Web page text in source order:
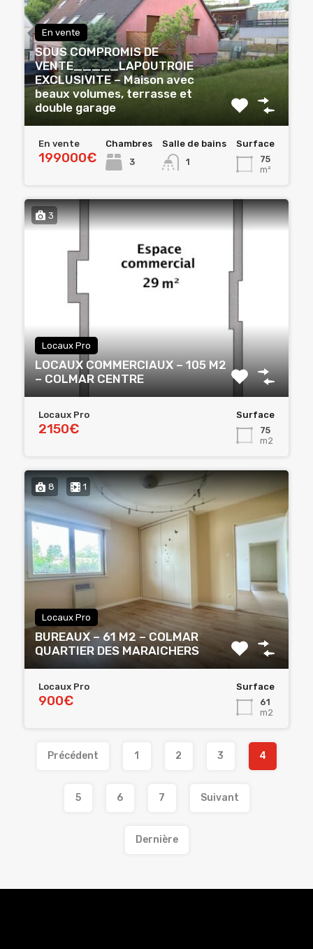
En vente
SOUS COMPROMIS DE
VENTE_____LAPOUTROIE
EXCLUSIVITE – Maison avec
beaux volumes, terrasse et
double garage
En vente
199000€
Chambres
3
Salle de bains
1
Surface
75
m²
3
Locaux Pro
LOCAUX COMMERCIAUX – 105 M2
– COLMAR CENTRE
Locaux Pro
2150€
Surface
75
m2
8 1
Locaux Pro
BUREAUX – 61 M2 – COLMAR
QUARTIER DES MARAICHERS
Locaux Pro
900€
Surface
61
m2
Précédent 1 2 3 4
5 6 7 Suivant
Dernière